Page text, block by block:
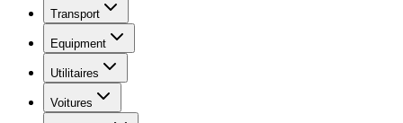
Transport
Equipment
Utilitaires
Voitures